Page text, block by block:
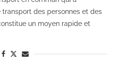
des personnes et des
un moyen rapide et